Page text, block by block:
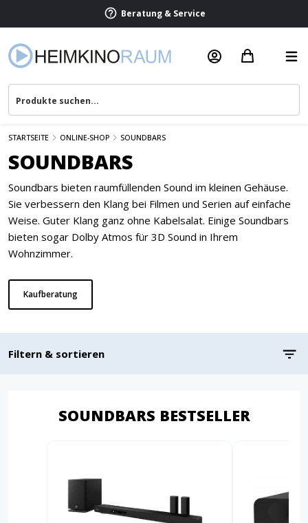
Beratung & Service
STARTSEITE ONLINE-SHOP SOUNDBARS
SOUNDBARS
Soundbars bieten raumfüllenden Sound im kleinen Gehäuse.
Sie verbessern den Klang bei Filmen und Serien auf einfache
Weise. Guter Klang ganz ohne Kabelsalat. Einige Soundbars
bieten sogar Dolby Atmos für 3D Sound in Ihrem
Wohnzimmer.
Kaufberatung
Filtern & sortieren
SOUNDBARS BESTSELLER